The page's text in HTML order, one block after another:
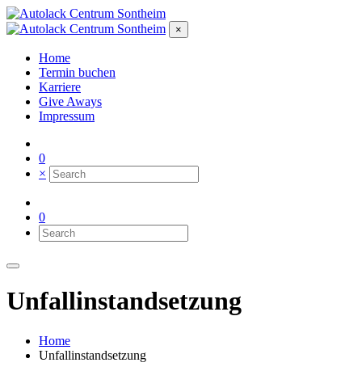
×
Home
Termin buchen
Karriere
Give Aways
Impressum
0
×
0
Unfallinstandsetzung
Home
Unfallinstandsetzung